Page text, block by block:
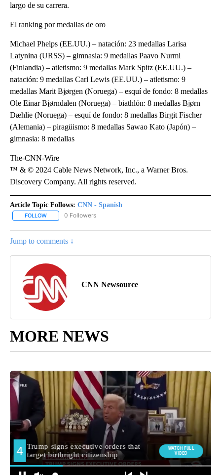
largo de su carrera.
El ranking por medallas de oro
Michael Phelps (EE.UU.) – natación: 23 medallas Larisa
Latynina (URSS) – gimnasia: 9 medallas Paavo Nurmi
(Finlandia) – atletismo: 9 medallas Mark Spitz (EE.UU.) –
natación: 9 medallas Carl Lewis (EE.UU.) – atletismo: 9
medallas Marit Bjørgen (Noruega) – esquí de fondo: 8 medallas
Ole Einar Bjørndalen (Noruega) – biathlón: 8 medallas Bjørn
Dæhlie (Noruega) – esquí de fondo: 8 medallas Birgit Fischer
(Alemania) – piragüismo: 8 medallas Sawao Kato (Japón) –
gimnasia: 8 medallas
The-CNN-Wire
™ & © 2024 Cable News Network, Inc., a Warner Bros.
Discovery Company. All rights reserved.
Article Topic Follows: CNN - Spanish
FOLLOW FOLLOW "CNN - SPANISH" TO RECEIVE NOTIFICATIONS ABOUT
0 Followers
Jump to comments ↓
CNN Newsource
MORE NEWS